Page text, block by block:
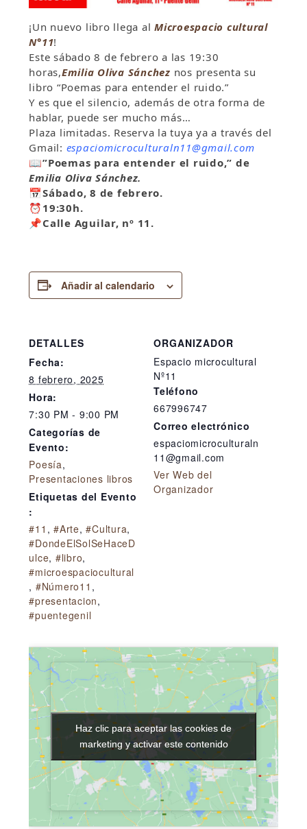
¡Un nuevo libro llega alMicroespacio cultural
N°11!
Este sábado 8 de febrero a las 19:30
horas,Emilia Oliva Sánchez nos presenta su
libro “Poemas para entender el ruido.”
Y es que el silencio, además de otra forma de
hablar, puede ser mucho más…
Plaza limitadas. Reserva la tuya ya a través del
Gmail: espaciomicroculturaln11@gmail.com
📖”Poemas para entender el ruido,” de
Emilia Oliva Sánchez.
📅Sábado, 8 de febrero.
⏰ 19:30h.
📌Calle Aguilar, nº 11.
Añadir al calendario
DETALLES
Fecha:
8 febrero, 2025
Hora:
7:30 PM - 9:00 PM
Categorías de
Evento:
Poesía,
Presentaciones libros
Etiquetas del Evento
:
#11 ,#Arte,#Cultura,
#DondeElSolSeHaceD
ulce, #libro,
#microespaciocultural
, #Número11 ,
#presentacion,
#puentegenil
ORGANIZADOR
Espacio microcultural
Nº11
Teléfono
667996747
Correo electrónico
espaciomicroculturaln
11@gmail.com
Ver Web del
Organizador
Haz clic para aceptar las cookies de
marketing y activar este contenido
Haz clic para aceptar las cookies de
marketing y activar este contenido